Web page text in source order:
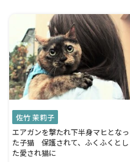
佐竹 茉莉子
エアガンを撃たれ下半身マヒとなっ
た子猫 保護されて、ふくふくとし
た愛され猫に